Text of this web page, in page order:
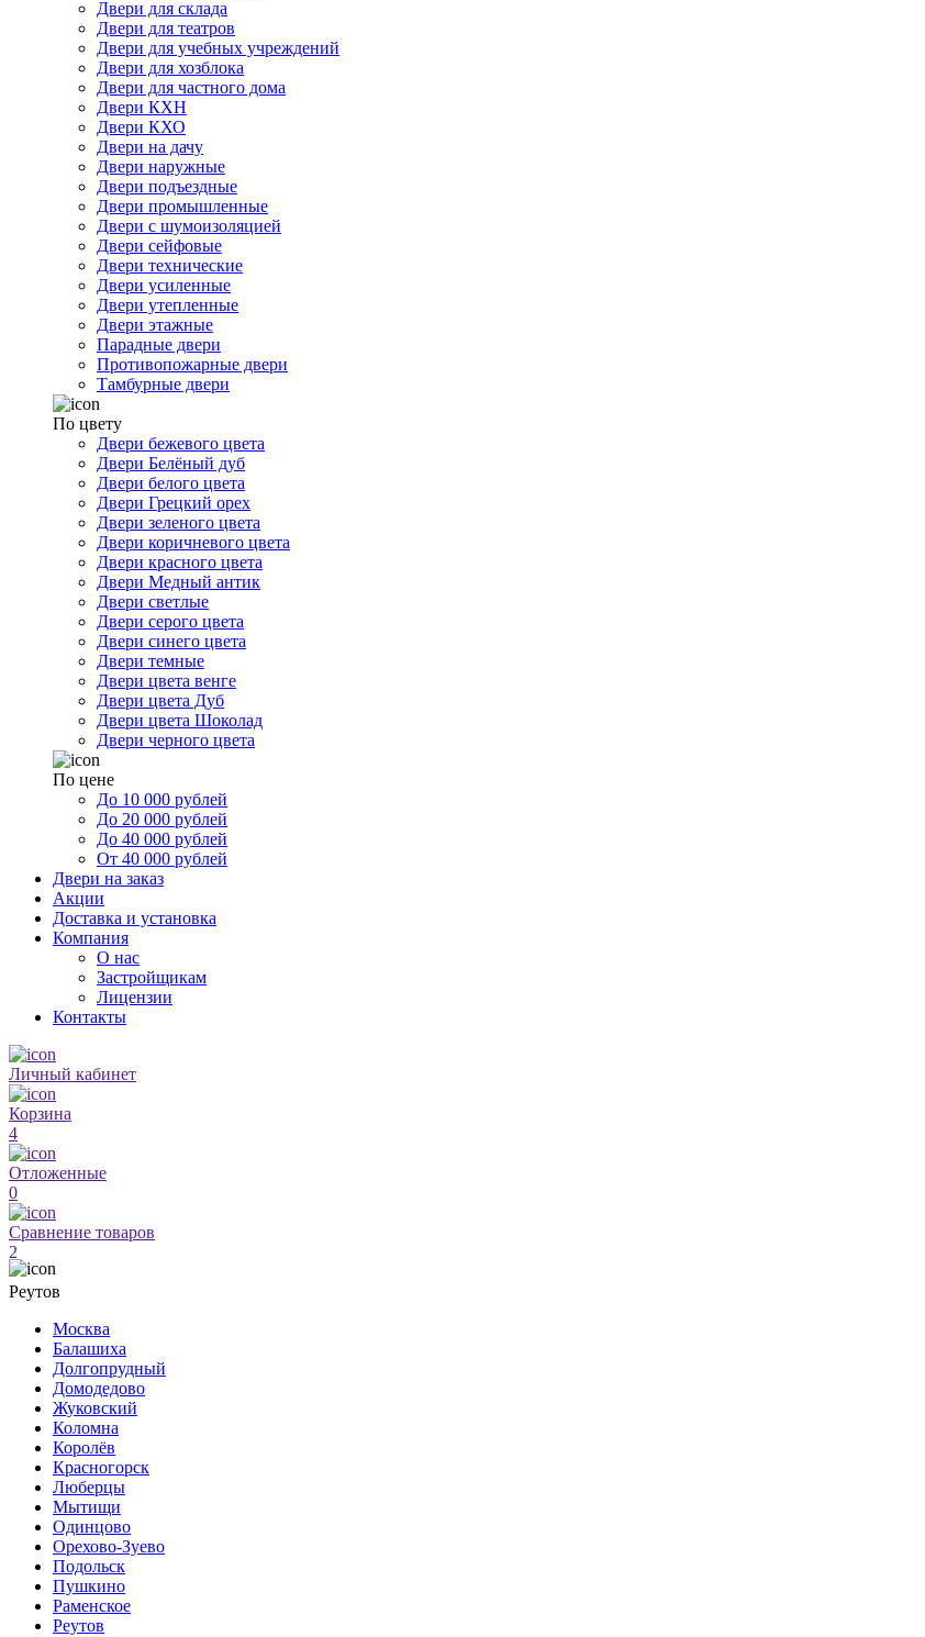
Двери для склада
Двери для театров
Двери для учебных учреждений
Двери для хозблока
Двери для частного дома
Двери КХН
Двери КХО
Двери на дачу
Двери наружные
Двери подъездные
Двери промышленные
Двери с шумоизоляцией
Двери сейфовые
Двери технические
Двери усиленные
Двери утепленные
Двери этажные
Парадные двери
Противопожарные двери
Тамбурные двери
По цвету
Двери бежевого цвета
Двери Белёный дуб
Двери белого цвета
Двери Грецкий орех
Двери зеленого цвета
Двери коричневого цвета
Двери красного цвета
Двери Медный антик
Двери светлые
Двери серого цвета
Двери синего цвета
Двери темные
Двери цвета венге
Двери цвета Дуб
Двери цвета Шоколад
Двери черного цвета
По цене
До 10 000 рублей
До 20 000 рублей
До 40 000 рублей
От 40 000 рублей
Двери на заказ
Акции
Доставка и установка
Компания
О нас
Застройщикам
Лицензии
Контакты
Личный кабинет
Корзина
4
Отложенные
0
Сравнение товаров
2
Реутов
Москва
Балашиха
Долгопрудный
Домодедово
Жуковский
Коломна
Королёв
Красногорск
Люберцы
Мытищи
Одинцово
Орехово-Зуево
Подольск
Пушкино
Раменское
Реутов